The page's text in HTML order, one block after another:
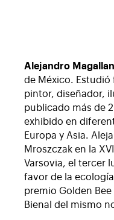
Alejandro
de México. Estudió
pintor, diseñador,
publicado más de
exhibido en
Europa y Asia.
Mroszczak en la
Varsovia, el tercer
favor de la
premio Golden
Bienal del mismo